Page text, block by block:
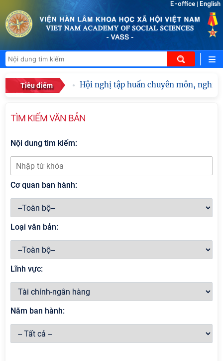
E-office English
Tiêu điểm Hội nghị tập huấn chuyên môn, nghiệp
TÌM KIẾM VĂN BẢN
Nội dung tìm kiếm:
Cơ quan ban hành:
Loại văn bản:
Lĩnh vực:
Năm ban hành: